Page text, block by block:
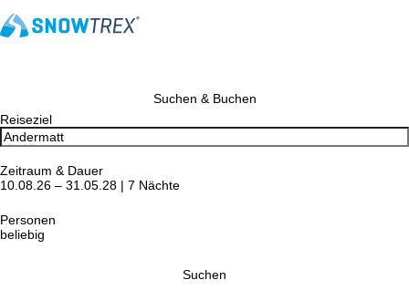
Suchen & Buchen
Reiseziel
Zeitraum & Dauer
10.08.26 – 31.05.28 | 7 Nächte
Personen
beliebig
Suchen